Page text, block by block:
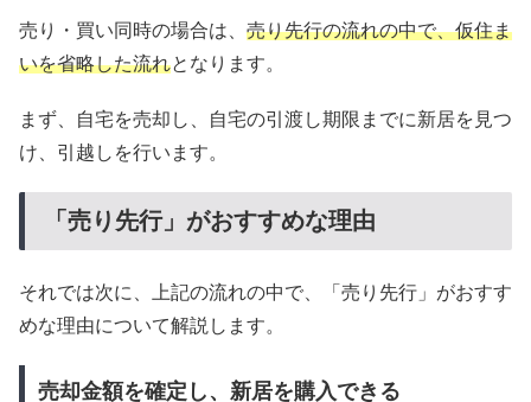
売り・買い同時の場合は、 売り先行の流れの中で、仮住ま
いを省略した流れとなります。
まず、自宅を売却し、自宅の引渡し期限までに新居を見つ
け、引越しを行います。
「売り先行」がおすすめな理由
それでは次に、上記の流れの中で、「売り先行」がおすす
めな理由について解説します。
売却金額を確定し、新居を購入できる